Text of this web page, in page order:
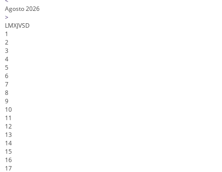
Agosto 2026
>
LMXJVSD
1
2
3
4
5
6
7
8
9
10
11
12
13
14
15
16
17